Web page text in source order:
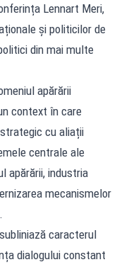
Lennart Meri,
și politicilor de
din mai multe
apărării
context în care
cu aliații
centrale ale
apărării, industria
mecanismelor
caracterul
dialogului constant